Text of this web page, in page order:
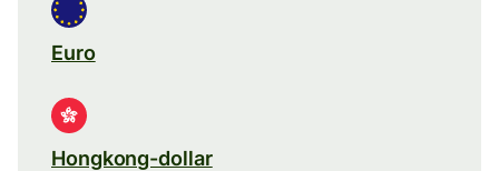
Euro
Hongkong-dollar